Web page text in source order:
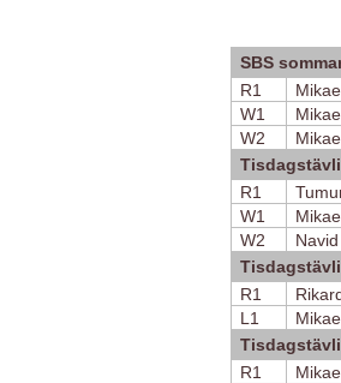
SBS
R1
W1
W2
R1
W1
W2
R1
L1
R1